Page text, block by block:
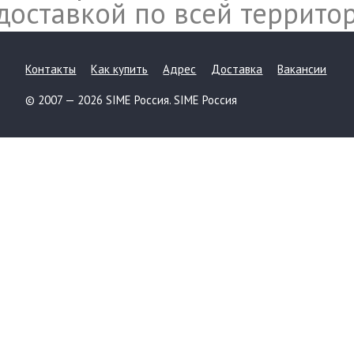
по всей
Контакты Как купить Адрес Доставка Вакансии
© 2007 — 2026 SIME Россия. SIME Россия